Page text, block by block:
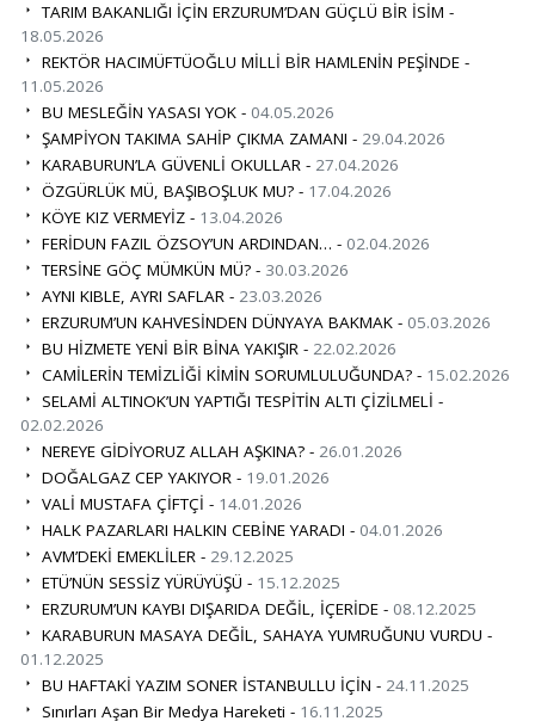
TARIM BAKANLIĞI İÇİN ERZURUM’DAN GÜÇLÜ BİR İSİM -
18.05.2026
REKTÖR HACIMÜFTÜOĞLU MİLLİ BİR HAMLENİN PEŞİNDE -
11.05.2026
BU MESLEĞİN YASASI YOK - 04.05.2026
ŞAMPİYON TAKIMA SAHİP ÇIKMA ZAMANI - 29.04.2026
KARABURUN’LA GÜVENLİ OKULLAR - 27.04.2026
ÖZGÜRLÜK MÜ, BAŞIBOŞLUK MU? - 17.04.2026
KÖYE KIZ VERMEYİZ - 13.04.2026
FERİDUN FAZIL ÖZSOY’UN ARDINDAN… - 02.04.2026
TERSİNE GÖÇ MÜMKÜN MÜ? - 30.03.2026
AYNI KIBLE, AYRI SAFLAR - 23.03.2026
ERZURUM’UN KAHVESİNDEN DÜNYAYA BAKMAK - 05.03.2026
BU HİZMETE YENİ BİR BİNA YAKIŞIR - 22.02.2026
CAMİLERİN TEMİZLİĞİ KİMİN SORUMLULUĞUNDA? - 15.02.2026
SELAMİ ALTINOK’UN YAPTIĞI TESPİTİN ALTI ÇİZİLMELİ -
02.02.2026
NEREYE GİDİYORUZ ALLAH AŞKINA? - 26.01.2026
DOĞALGAZ CEP YAKIYOR - 19.01.2026
VALİ MUSTAFA ÇİFTÇİ - 14.01.2026
HALK PAZARLARI HALKIN CEBİNE YARADI - 04.01.2026
AVM’DEKİ EMEKLİLER - 29.12.2025
ETÜ’NÜN SESSİZ YÜRÜYÜŞÜ - 15.12.2025
ERZURUM’UN KAYBI DIŞARIDA DEĞİL, İÇERİDE - 08.12.2025
KARABURUN MASAYA DEĞİL, SAHAYA YUMRUĞUNU VURDU -
01.12.2025
BU HAFTAKİ YAZIM SONER İSTANBULLU İÇİN - 24.11.2025
Sınırları Aşan Bir Medya Hareketi - 16.11.2025